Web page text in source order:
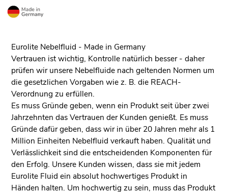
Eurolite Nebelfluid - Made in Germany
Vertrauen ist wichtig, Kontrolle natürlich besser - daher
prüfen wir unsere Nebelfluide nach geltenden Normen um
die gesetzlichen Vorgaben wie z. B. die REACH-
Verordnung zu erfüllen.
Es muss Gründe geben, wenn ein Produkt seit über zwei
Jahrzehnten das Vertrauen der Kunden genießt. Es muss
Gründe dafür geben, dass wir in über 20 Jahren mehr als 1
Million Einheiten Nebelfluid verkauft haben. Qualität und
Verlässlichkeit sind die entscheidenden Komponenten für
den Erfolg. Unsere Kunden wissen, dass sie mit jedem
Eurolite Fluid ein absolut hochwertiges Produkt in
Händen halten. Um hochwertig zu sein, muss das Produkt